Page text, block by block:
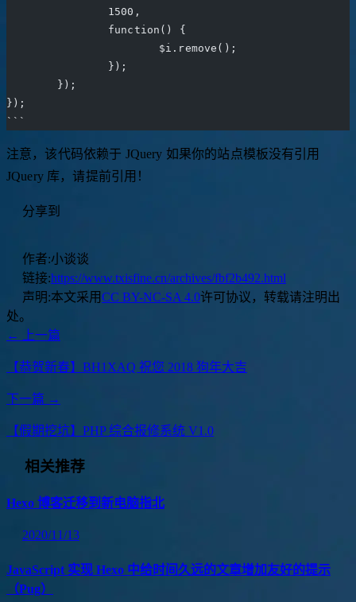
		1500,
		function() {
			$i.remove();
		});
	});
});
```
注意，该代码依赖于 JQuery 如果你的站点模板没有引用
JQuery 库，请提前引用！
分享到
作者:小谈谈
链接:https://www.txisfine.cn/archives/fbf2b492.html
声明:本文采用CC BY-NC-SA 4.0许可协议，转载请注明出
处。
← 上一篇
【恭贺新春】BH1XAQ 祝您 2018 狗年大吉
下一篇 →
【假期挖坑】PHP 综合报修系统 V1.0
相关推荐
Hexo 博客迁移到新电脑指北
2020/11/13
JavaScript 实现 Hexo 中给时间久远的文章增加友好的提示
（Pug）